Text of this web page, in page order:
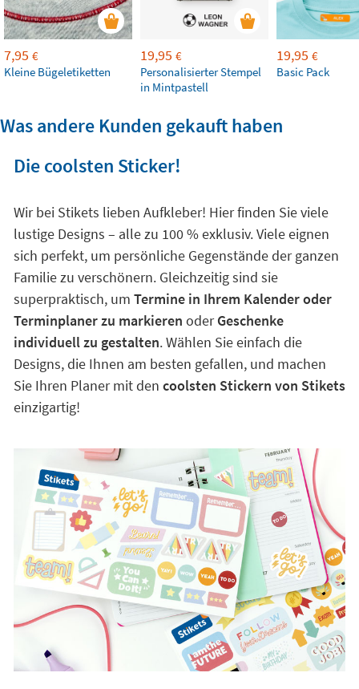
7,95 €
Kleine Bügeletiketten
19,95 €
Personalisierter Stempel
in Mintpastell
19,95 €
Basic Pack
Was andere Kunden gekauft haben
Die coolsten Sticker!
Wir bei Stikets lieben Aufkleber! Hier finden Sie viele
lustige Designs – alle zu 100 % exklusiv. Viele eignen
sich perfekt, um persönliche Gegenstände der ganzen
Familie zu verschönern. Gleichzeitig sind sie
superpraktisch, um Termine in Ihrem Kalender oder
Terminplaner zu markieren oderGeschenke
individuell zu gestalten. Wählen Sie einfach die
Designs, die Ihnen am besten gefallen, und machen
Sie Ihren Planer mit den coolsten Stickern von Stikets
einzigartig!